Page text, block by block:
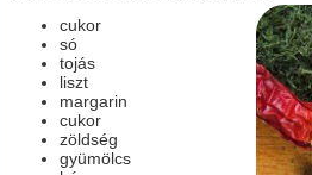
cukor
só
tojás
liszt
margarin
cukor
zöldség
gyümölcs